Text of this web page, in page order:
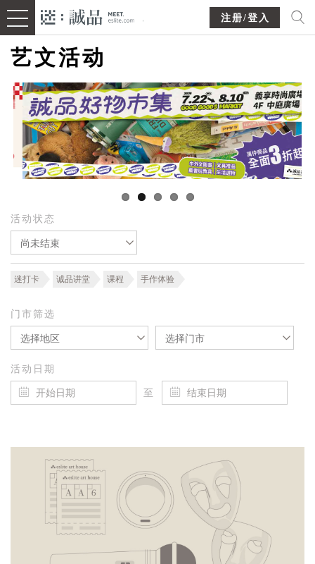
注册/登入
艺文活动
活动状态
尚未结束
迷打卡 诚品讲堂 课程 手作体验
门市筛选
选择地区 选择门市
活动日期
至